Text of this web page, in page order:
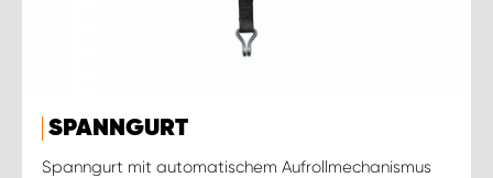
SPANNGURT
Spanngurt mit automatischem Aufrollmechanismus